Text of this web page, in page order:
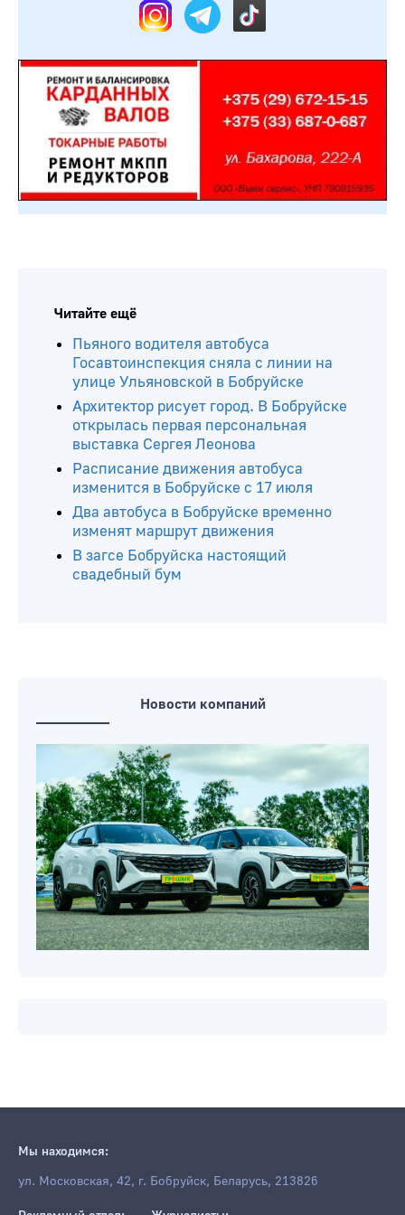
Читайте ещё
Пьяного водителя автобуса
Госавтоинспекция сняла с линии на
улице Ульяновской в Бобруйске
Архитектор рисует город. В Бобруйске
открылась первая персональная
выставка Сергея Леонова
Расписание движения автобуса
изменится в Бобруйске с 17 июля
Два автобуса в Бобруйске временно
изменят маршрут движения
В загсе Бобруйска настоящий
свадебный бум
Новости компаний
Мы находимся:
ул. Московская, 42, г. Бобруйск, Беларусь, 213826